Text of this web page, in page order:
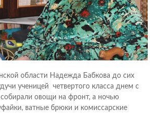
области Надежда Бабкова до сих
ученицей четвертого класса днем с
овощи на фронт, а ночью
ватные брюки и комиссарские